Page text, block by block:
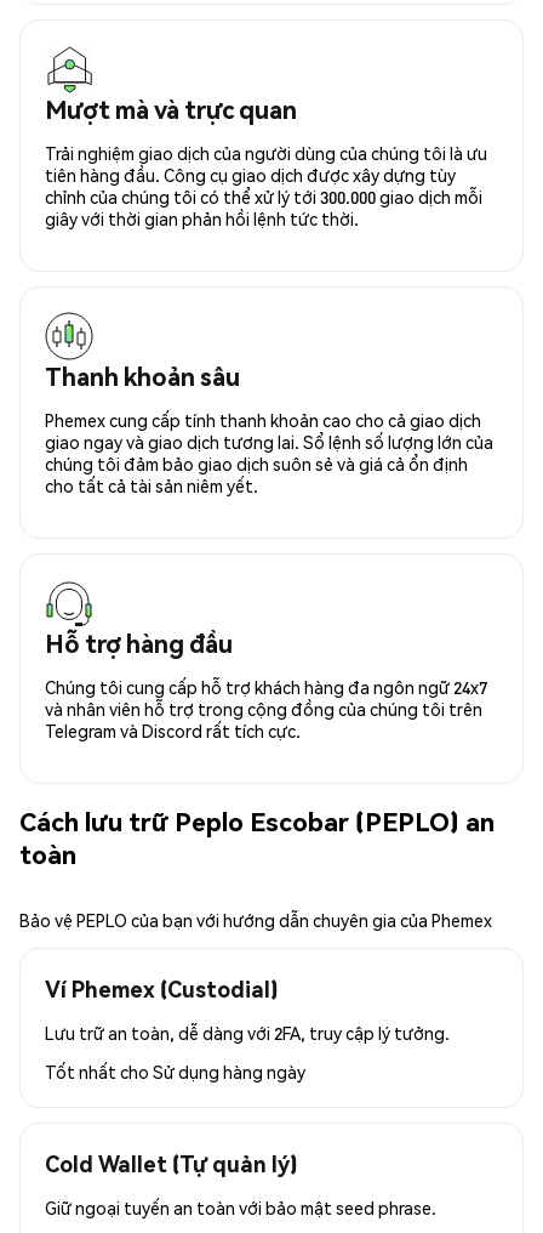
Mượt mà và trực quan
Trải nghiệm giao dịch của người dùng của chúng tôi là ưu
tiên hàng đầu. Công cụ giao dịch được xây dựng tùy
chỉnh của chúng tôi có thể xử lý tới 300.000 giao dịch mỗi
giây với thời gian phản hồi lệnh tức thời.
Thanh khoản sâu
Phemex cung cấp tính thanh khoản cao cho cả giao dịch
giao ngay và giao dịch tương lai. Sổ lệnh số lượng lớn của
chúng tôi đảm bảo giao dịch suôn sẻ và giá cả ổn định
cho tất cả tài sản niêm yết.
Hỗ trợ hàng đầu
Chúng tôi cung cấp hỗ trợ khách hàng đa ngôn ngữ 24x7
và nhân viên hỗ trợ trong cộng đồng của chúng tôi trên
Telegram và Discord rất tích cực.
Cách lưu trữ Peplo Escobar (PEPLO) an
toàn
Bảo vệ PEPLO của bạn với hướng dẫn chuyên gia của Phemex
Ví Phemex (Custodial)
Lưu trữ an toàn, dễ dàng với 2FA, truy cập lý tưởng.
Tốt nhất cho Sử dụng hàng ngày
Cold Wallet (Tự quản lý)
Giữ ngoại tuyến an toàn với bảo mật seed phrase.